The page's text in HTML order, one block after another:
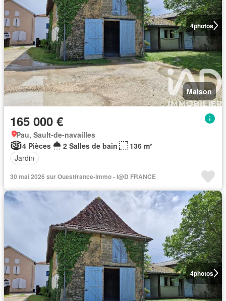
4photos
Maison
165 000 €
Pau, Sault-de-navailles
4 Pièces
2 Salles de bain
136 m²
Jardin
30 mai 2026 sur Ouestfrance-immo - I@D FRANCE
4photos